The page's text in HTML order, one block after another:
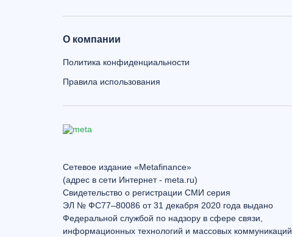
О компании
Политика конфиденциальности
Правила использования
Сетевое издание «Metafinance»
(адрес в сети Интернет - meta.ru)
Свидетельство о регистрации СМИ серия
ЭЛ № ФС77–80086 от 31 декабря 2020 года выдано
Федеральной службой по надзору в сфере связи,
информационных технологий и массовых коммуникаций.